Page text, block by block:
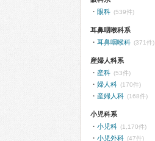
眼科 (539件)
耳鼻咽喉科系
耳鼻咽喉科 (371件)
産婦人科系
産科 (53件)
婦人科 (170件)
産婦人科 (168件)
小児科系
小児科 (1,170件)
小児外科 (47件)